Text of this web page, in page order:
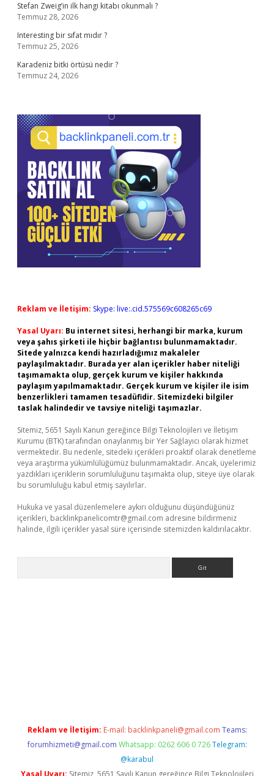
Stefan Zweig’in ilk hangi kitabı okunmalı ?
Temmuz 28, 2026
Interesting bir sıfat mıdır ?
Temmuz 25, 2026
Karadeniz bitki örtüsü nedir ?
Temmuz 24, 2026
Reklam ve İletişim: Skype: live:.cid.575569c608265c69
Yasal Uyarı: Bu internet sitesi, herhangi bir marka, kurum
veya şahıs şirketi ile hiçbir bağlantısı bulunmamaktadır.
Sitede yalnızca kendi hazırladığımız makaleler
paylaşılmaktadır. Burada yer alan içerikler haber niteliği
taşımamakta olup, gerçek kurum ve kişiler hakkında
paylaşım yapılmamaktadır. Gerçek kurum ve kişiler ile isim
benzerlikleri tamamen tesadüfidir. Sitemizdeki bilgiler
taslak halindedir ve tavsiye niteliği taşımazlar.
Sitemiz, 5651 Sayılı Kanun gereğince Bilgi Teknolojileri ve İletişim
Kurumu (BTK) tarafından onaylanmış bir Yer Sağlayıcı olarak hizmet
vermektedir. Bu nedenle, sitedeki içerikleri proaktif olarak denetleme
veya araştırma yükümlülüğümüz bulunmamaktadır. Ancak, üyelerimiz
yazdıkları içeriklerin sorumluluğunu taşımakta olup, siteye üye olarak
bu sorumluluğu kabul etmiş sayılırlar.
Hukuka ve yasal düzenlemelere aykırı olduğunu düşündüğünüz
içerikleri, backlinkpanelicomtr@gmail.com adresine bildirmeniz
halinde, ilgili içerikler yasal süre içerisinde sitemizden kaldırılacaktır.
Reklam ve İletişim: E-mail: backlinkpaneli@gmail.com Teams:
forumhizmeti@gmail.com Whatsapp: 0262 606 0 726 Telegram:
@karabul
Yasal Uyarı: Sitemiz, 5651 Sayılı Kanun gereğince Bilgi Teknolojileri